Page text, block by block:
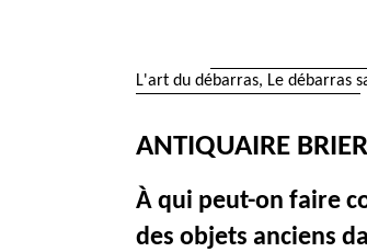
L'art du débarras, Le débarras
ANTIQUAIRE
À qui peut-on faire
des objets anciens